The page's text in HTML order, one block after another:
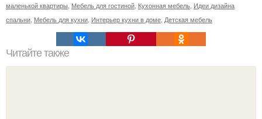
маленькой квартиры, Мебель для гостиной, Кухонная мебель, Идеи дизайна
спальни, Мебель для кухни, Интерьер кухни в доме, Детская мебель
Читайте также